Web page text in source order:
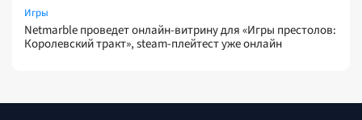
Игры
Netmarble проведет онлайн-витрину для «Игры престолов:
Королевский тракт», steam-плейтест уже онлайн